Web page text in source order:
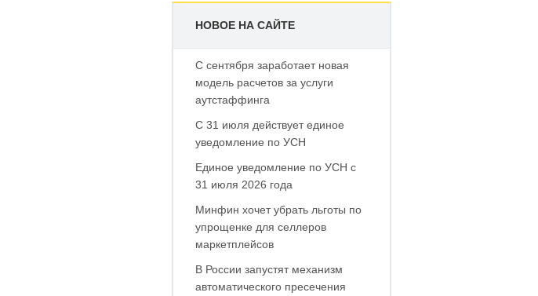
НОВОЕ НА САЙТЕ
С сентября заработает новая
модель расчетов за услуги
аутстаффинга
С 31 июля действует единое
уведомление по УСН
Единое уведомление по УСН с
31 июля 2026 года
Минфин хочет убрать льготы по
упрощенке для селлеров
маркетплейсов
В России запустят механизм
автоматического пресечения